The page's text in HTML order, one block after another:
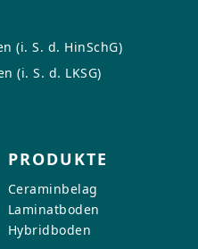
(i. S. d. HinSchG)
(i. S. d. LKSG)
PRODUKTE
Ceraminbelag
Laminatboden
Hybridboden